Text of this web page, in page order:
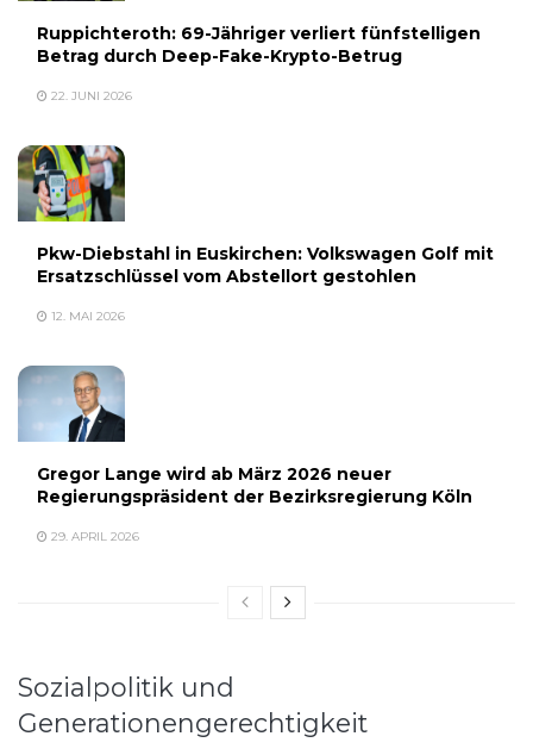
Ruppichteroth: 69-Jähriger verliert fünfstelligen
Betrag durch Deep-Fake-Krypto-Betrug
22. JUNI 2026
Pkw-Diebstahl in Euskirchen: Volkswagen Golf mit
Ersatzschlüssel vom Abstellort gestohlen
12. MAI 2026
Gregor Lange wird ab März 2026 neuer
Regierungspräsident der Bezirksregierung Köln
29. APRIL 2026
Sozialpolitik und
Generationengerechtigkeit